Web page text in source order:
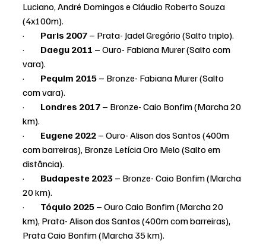
Luciano, André Domingos e Cláudio Roberto Souza
(4x100m).
· Paris 2007 – Prata- Jadel Gregório (Salto triplo).
· Daegu 2011 – Ouro- Fabiana Murer (Salto com
vara).
· Pequim 2015 – Bronze- Fabiana Murer (Salto
com vara).
· Londres 2017 – Bronze- Caio Bonfim (Marcha 20
km).
· Eugene 2022 – Ouro- Alison dos Santos (400m
com barreiras), Bronze Letícia Oro Melo (Salto em
distância).
· Budapeste 2023 – Bronze- Caio Bonfim (Marcha
20 km).
· Tóquio 2025 – Ouro Caio Bonfim (Marcha 20
km), Prata- Alison dos Santos (400m com barreiras),
Prata Caio Bonfim (Marcha 35 km).